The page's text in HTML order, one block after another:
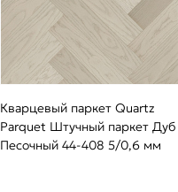
Кварцевый паркет Quartz
Parquet Штучный паркет Дуб
Песочный 44-408 5/0,6 мм